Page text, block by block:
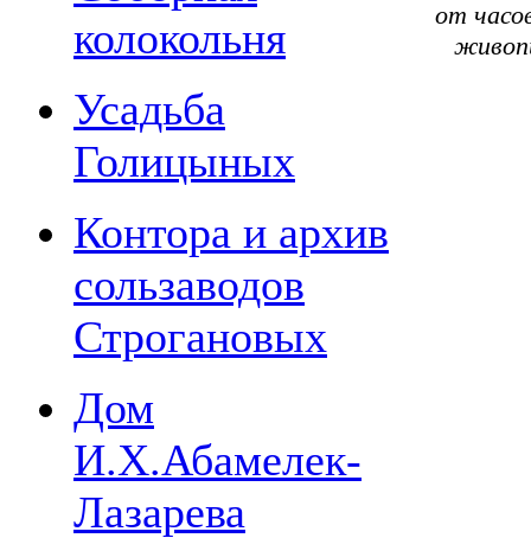
колокольня
Усадьба
Голицыных
Контора и архив
сользаводов
Строгановых
Дом
И.Х.Абамелек-
Лазарева
от